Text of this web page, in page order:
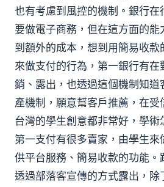
也有考慮到風控的機制。銀行在
要做電子商務，但在這方面的能
到額外的成本，想到用簡易收
來做支付的行為，第一銀行有
銷、露出，也透過這個機制知道
產機制，願意幫客戶推薦，在受
台灣的學生創意都非常好，學術
第一支付有很多賣家，由學生來
供平台服務、簡易收款的功能。
透過部落客宣傳的方式露出，除